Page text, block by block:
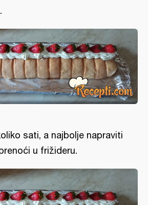
sati, a najbolje napraviti
u frižideru.